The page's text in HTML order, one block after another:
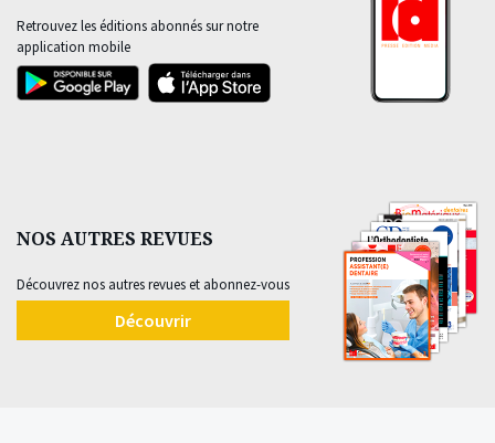
Retrouvez les éditions abonnés sur notre
application mobile
NOS AUTRES REVUES
Découvrez nos autres revues et abonnez-vous
Découvrir